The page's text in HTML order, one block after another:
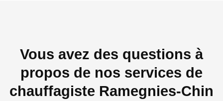
Vous avez des questions à
propos de nos services de
chauffagiste Ramegnies-Chin